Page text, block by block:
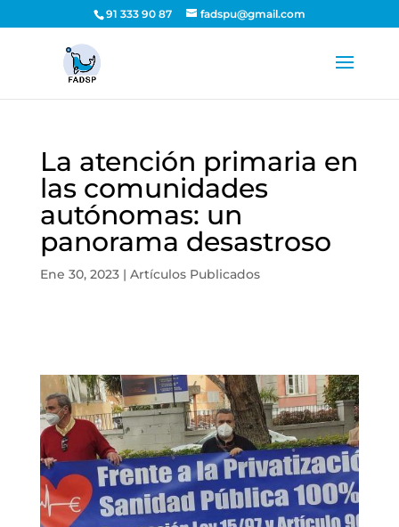
91 333 90 87 fadspu@gmail.com
La atención primaria en
las comunidades
autónomas: un
panorama desastroso
Ene 30, 2023| Artículos Publicados